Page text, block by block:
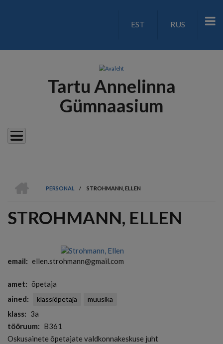
LANGUAGE
EST RUS
Tartu Annelinna
Gümnaasium
LEIVAPURU
PERSONAL
/ STROHMANN, ELLEN
STROHMANN, ELLEN
email ellen.strohmann@gmail.com
amet
õpetaja
ained
klassiõpetaja muusika
klass
3a
tööruum
B361
Oskusainete õpetajate valdkonnakeskuse juht